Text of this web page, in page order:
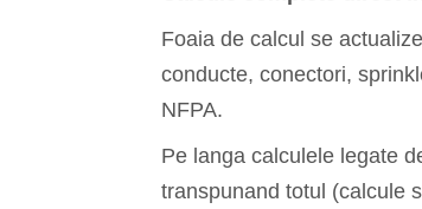
Foaia de calcul se
conducte, conectori,
NFPA.
Pe langa calculele legate
transpunand totul (calcule